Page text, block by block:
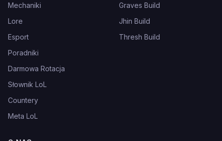
Mechaniki
Lore
Esport
Poradniki
Darmowa Rotacja
Słownik LoL
Countery
Meta LoL
Graves Build
Jhin Build
Thresh Build